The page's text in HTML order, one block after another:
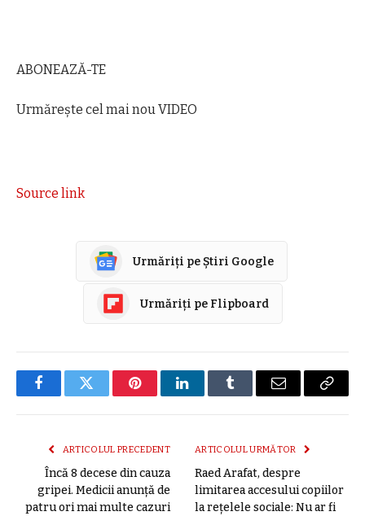
ABONEAZĂ-TE
Urmărește cel mai nou VIDEO
Source link
Urmăriți pe Știri Google
Urmăriți pe Flipboard
FacebookTwitter PinterestLinkedInTumblr E-
ARTICOLUL PRECEDENT
Încă 8 decese din cauza
gripei. Medicii anunță de
patru ori mai multe cazuri
ARTICOLUL URMĂTOR
Raed Arafat, despre
limitarea accesului copiilor
la rețelele sociale: Nu ar fi